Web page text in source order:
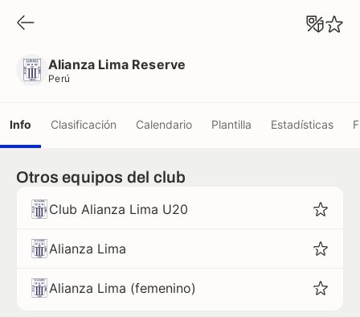
Alianza Lima Reserve
Perú
Info Clasificación Calendario Plantilla Estadísticas
Otros equipos del club
Club Alianza Lima U20
Alianza Lima
Alianza Lima (femenino)